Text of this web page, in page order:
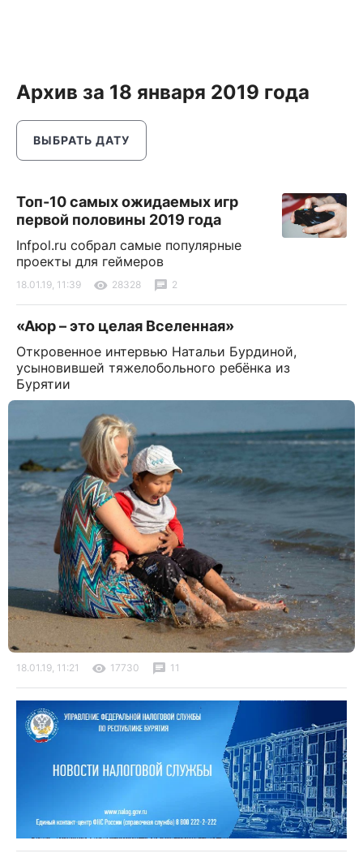
Архив за 18 января 2019 года
ВЫБРАТЬ ДАТУ
Топ-10 самых ожидаемых игр
первой половины 2019 года
Infpol.ru собрал самые популярные
проекты для геймеров
18.01.19, 11:39 28328 2
«Аюр – это целая Вселенная»
Откровенное интервью Натальи Бурдиной,
усыновившей тяжелобольного ребёнка из
Бурятии
18.01.19, 11:21 17730 11